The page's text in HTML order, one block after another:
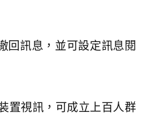
回訊息，並可設定訊息閱
置視訊，可成立上百人群